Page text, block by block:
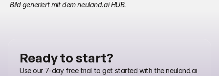
Bild generiert mit dem neuland.ai HUB.
Ready to start?
Use our 7-day free trial to get started with the neuland.ai